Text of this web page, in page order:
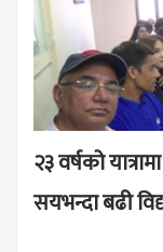
२३ वर्षको
सयभन्दा बढी